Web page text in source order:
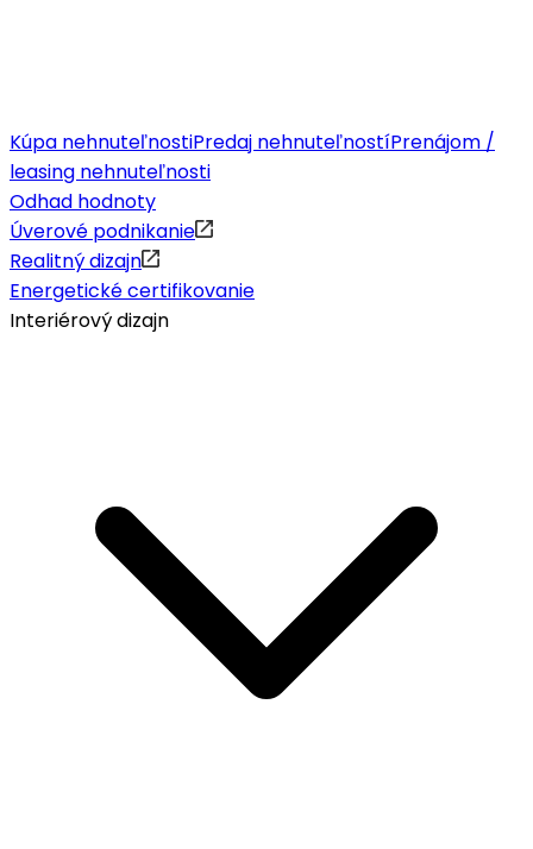
Kúpa nehnuteľnostiPredaj nehnuteľnostíPrenájom /
leasing nehnuteľnosti
Odhad hodnoty
Úverové podnikanie
Realitný dizajn
Energetické certifikovanie
Interiérový dizajn